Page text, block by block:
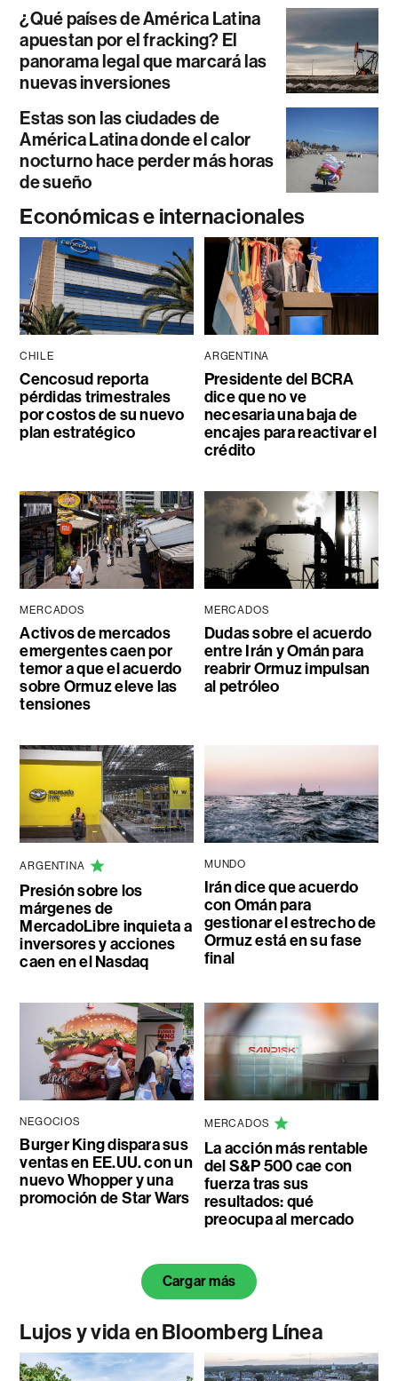
¿Qué países de América Latina
apuestan por el fracking? El
panorama legal que marcará las
nuevas inversiones
Estas son las ciudades de
América Latina donde el calor
nocturno hace perder más horas
de sueño
Económicas e internacionales
CHILE
Cencosud reporta
pérdidas trimestrales
por costos de su nuevo
plan estratégico
ARGENTINA
Presidente del BCRA
dice que no ve
necesaria una baja de
encajes para reactivar el
crédito
MERCADOS
Activos de mercados
emergentes caen por
temor a que el acuerdo
sobre Ormuz eleve las
tensiones
MERCADOS
Dudas sobre el acuerdo
entre Irán y Omán para
reabrir Ormuz impulsan
al petróleo
ARGENTINA
Presión sobre los
márgenes de
MercadoLibre inquieta a
inversores y acciones
caen en el Nasdaq
MUNDO
Irán dice que acuerdo
con Omán para
gestionar el estrecho de
Ormuz está en su fase
final
NEGOCIOS
Burger King dispara sus
ventas en EE.UU. con un
nuevo Whopper y una
promoción de Star Wars
MERCADOS
La acción más rentable
del S&P 500 cae con
fuerza tras sus
resultados: qué
preocupa al mercado
Cargar más
Lujos y vida en Bloomberg Línea